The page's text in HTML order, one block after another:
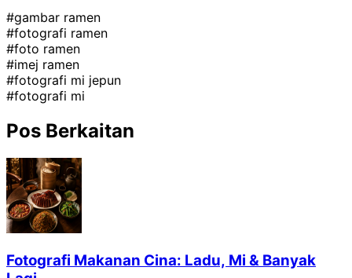
#gambar ramen
#fotografi ramen
#foto ramen
#imej ramen
#fotografi mi jepun
#fotografi mi
Pos Berkaitan
Fotografi Makanan Cina: Ladu, Mi & Banyak